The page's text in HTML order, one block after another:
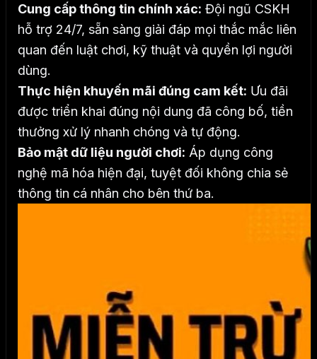
Cung cấp thông tin chính xác: Đội ngũ CSKH
hỗ trợ 24/7, sẵn sàng giải đáp mọi thắc mắc liên
quan đến luật chơi, kỹ thuật và quyền lợi người
dùng.
Thực hiện khuyến mãi đúng cam kết: Ưu đãi
được triển khai đúng nội dung đã công bố, tiền
thưởng xử lý nhanh chóng và tự động.
Bảo mật dữ liệu người chơi: Áp dụng công
nghệ mã hóa hiện đại, tuyệt đối không chia sẻ
thông tin cá nhân cho bên thứ ba.